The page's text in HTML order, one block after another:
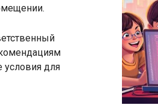
условия для